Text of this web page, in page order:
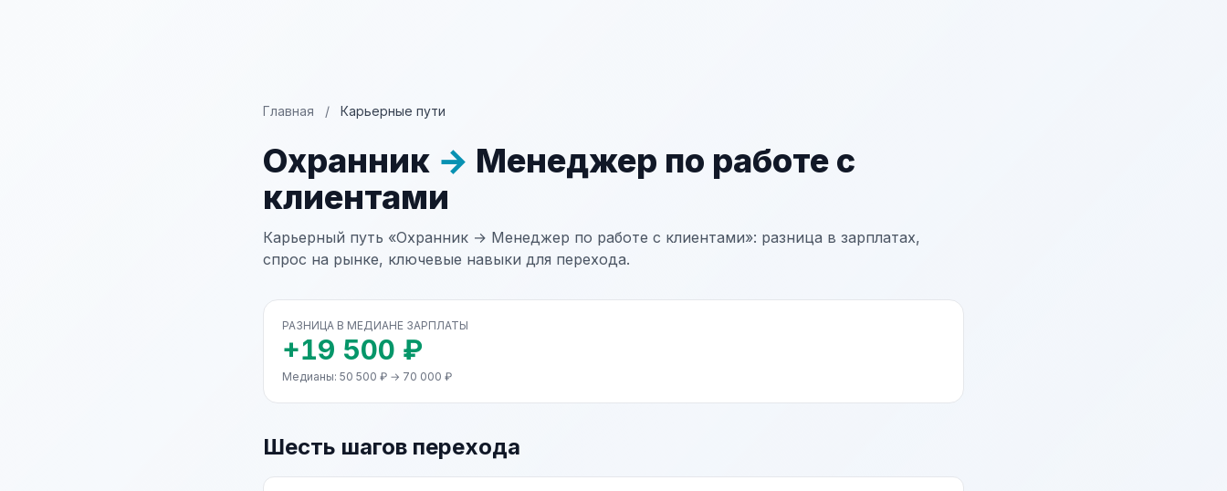
Главная / Карьерные пути
Охранник → Менеджер по работе с
клиентами
Карьерный путь «Охранник → Менеджер по работе с клиентами»: разница в зарплатах,
спрос на рынке, ключевые навыки для перехода.
РАЗНИЦА В МЕДИАНЕ ЗАРПЛАТЫ
+19 500 ₽
Медианы: 50 500 ₽ → 70 000 ₽
Шесть шагов перехода